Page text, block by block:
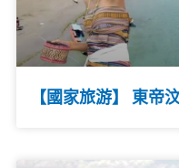
【國家旅游】 東帝